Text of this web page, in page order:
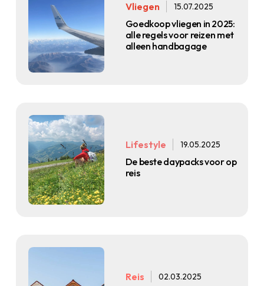
Vliegen 15.07.2025
Goedkoop vliegen in 2025:
alle regels voor reizen met
alleen handbagage
Lifestyle 19.05.2025
De beste daypacks voor op
reis
Reis 02.03.2025